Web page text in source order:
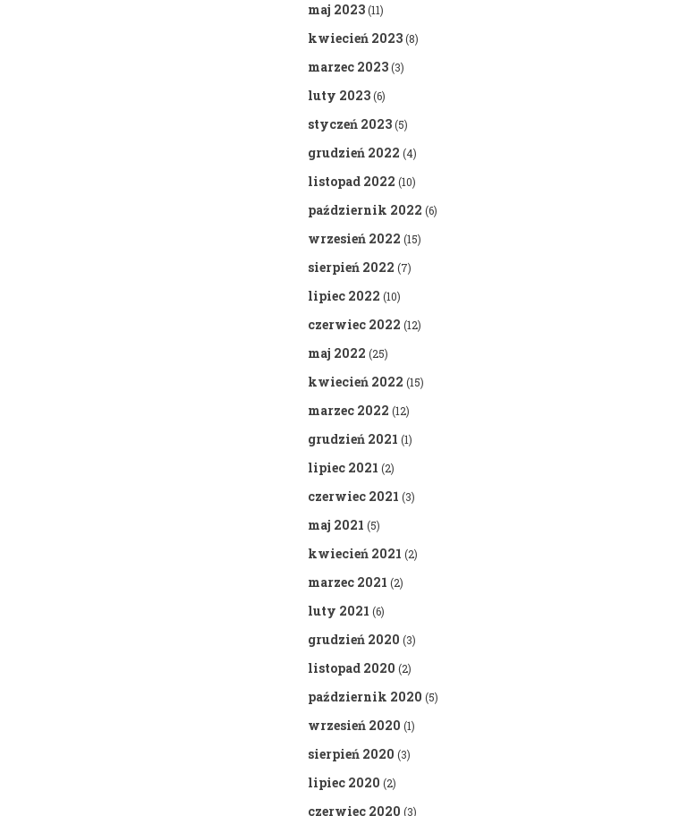
maj 2023(11)
kwiecień 2023(8)
marzec 2023(3)
luty 2023(6)
styczeń 2023(5)
grudzień 2022 (4)
listopad 2022 (10)
październik 2022 (6)
wrzesień 2022 (15)
sierpień 2022 (7)
lipiec 2022 (10)
czerwiec 2022 (12)
maj 2022 (25)
kwiecień 2022 (15)
marzec 2022 (12)
grudzień 2021 (1)
lipiec 2021 (2)
czerwiec 2021 (3)
maj 2021 (5)
kwiecień 2021 (2)
marzec 2021 (2)
luty 2021 (6)
grudzień 2020 (3)
listopad 2020 (2)
październik 2020 (5)
wrzesień 2020 (1)
sierpień 2020 (3)
lipiec 2020 (2)
czerwiec 2020 (3)